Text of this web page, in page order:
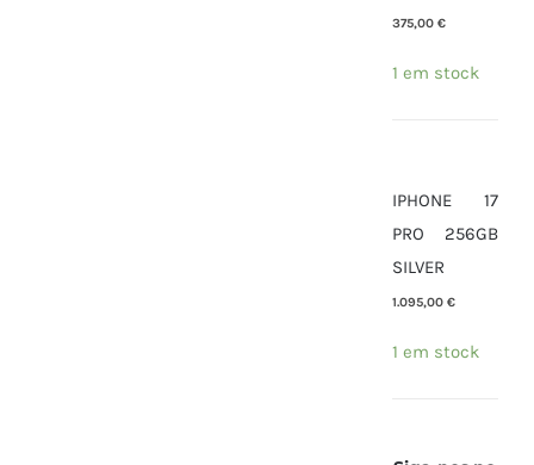
375,00 €
1 em stock
IPHONE 17
PRO 256GB
SILVER
1.095,00 €
1 em stock